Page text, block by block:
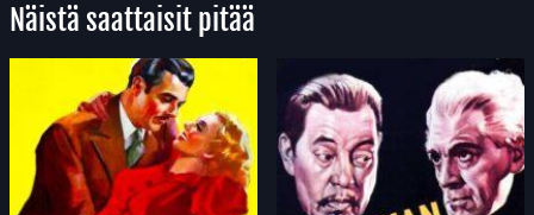
Näistä saattaisit pitää